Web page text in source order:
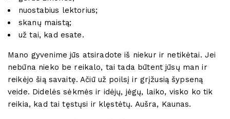
nuostabius lektorius;
skanų maistą;
už tai, kad esate.
Mano gyvenime jūs atsiradote iš niekur ir netikėtai. Jei
nebūna nieko be reikalo, tai tada būtent jūsų man ir
reikėjo šią savaitę. Ačiū už poilsį ir grįžusią šypseną
veide. Didelės sėkmės ir idėjų, jėgų, laiko, visko ko tik
reikia, kad tai tęstųsi ir klęstėtų. Aušra, Kaunas.